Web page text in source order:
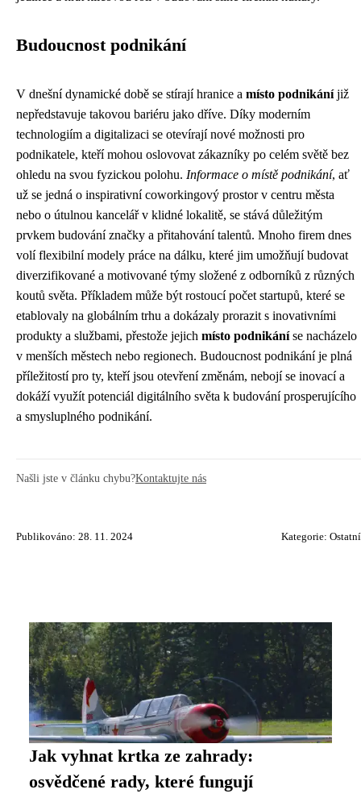
Budoucnost podnikání
V dnešní dynamické době se stírají hranice a místo podnikáníjiž
nepředstavuje takovou bariéru jako dříve. Díky moderním
technologiím a digitalizaci se otevírají nové možnosti pro
podnikatele, kteří mohou oslovovat zákazníky po celém světě bez
ohledu na svou fyzickou polohu. Informace o místě podnikání, ať
už se jedná o inspirativní coworkingový prostor v centru města
nebo o útulnou kancelář v klidné lokalitě, se stává důležitým
prvkem budování značky a přitahování talentů. Mnoho firem dnes
volí flexibilní modely práce na dálku, které jim umožňují budovat
diverzifikované a motivované týmy složené z odborníků z různých
koutů světa. Příkladem může být rostoucí počet startupů, které se
etablovaly na globálním trhu a dokázaly prorazit s inovativními
produkty a službami, přestože jejich místo podnikáníse nacházelo
v menších městech nebo regionech. Budoucnost podnikání je plná
příležitostí pro ty, kteří jsou otevření změnám, nebojí se inovací a
dokáží využít potenciál digitálního světa k budování prosperujícího
a smysluplného podnikání.
Našli jste v článku chybu?Kontaktujte nás
Publikováno: 28. 11. 2024 Kategorie: Ostatní
Jak vyhnat krtka ze zahrady:
osvědčené rady, které fungují